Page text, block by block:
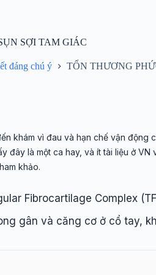
SỢI TAM GIÁC
đáng chú ý TỔN THƯƠNG
khám vì đau và hạn chế vận động
đây là một ca hay, và ít tài liệu ở
khảo.
Fibrocartilage Complex
gân và căng cơ ở cổ tay,